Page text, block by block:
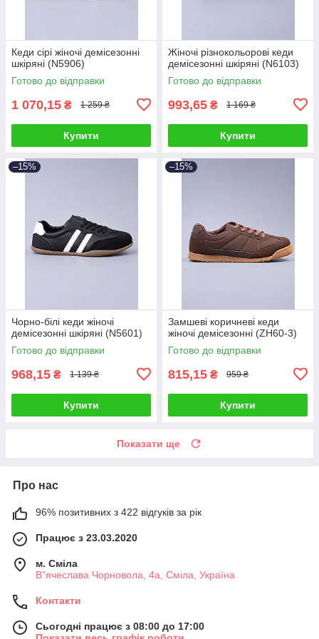
Кеди сірі жіночі демісезонні
шкіряні (N5906)
Готово до відправки
1 070,15 ₴ 1 259 ₴
Купити
Жіночі різнокольорові кеди
демісезонні шкіряні (N6103)
Готово до відправки
993,65 ₴ 1 169 ₴
Купити
–15%
Чорно-білі кеди жіночі
демісезонні шкіряні (N5601)
Готово до відправки
968,15 ₴ 1 139 ₴
Купити
–15%
Замшеві коричневі кеди
жіночі демісезонні (ZH60-3)
Готово до відправки
815,15 ₴ 959 ₴
Купити
Показати ще
Про нас
96% позитивних з 422 відгуків за рік
Працює з 23.03.2020
м. Сміла
В"ячеслава Чорновола, 4а, Сміла, Україна
Контакти
Сьогодні працює з 08:00 до 17:00